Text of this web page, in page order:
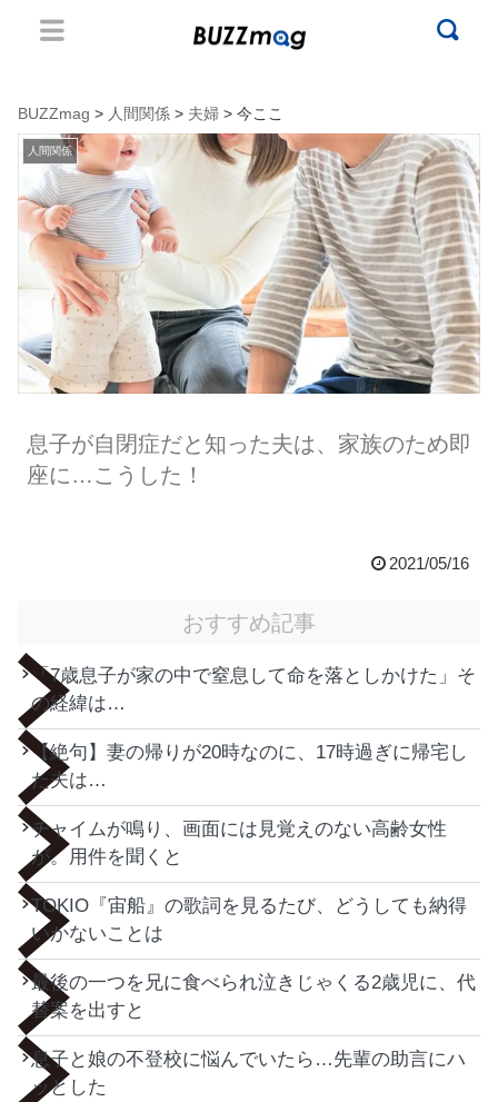
BUZZmag > 人間関係 > 夫婦 > 今ここ
人間関係
息子が自閉症だと知った夫は、家族のため即
座に…こうした！
2021/05/16
おすすめ記事
「7歳息子が家の中で窒息して命を落としかけた」そ
の経緯は…
【絶句】妻の帰りが20時なのに、17時過ぎに帰宅し
た夫は…
チャイムが鳴り、画面には見覚えのない高齢女性
が。用件を聞くと
TOKIO『宙船』の歌詞を見るたび、どうしても納得
いかないことは
最後の一つを兄に食べられ泣きじゃくる2歳児に、代
替案を出すと
息子と娘の不登校に悩んでいたら…先輩の助言にハ
ッとした